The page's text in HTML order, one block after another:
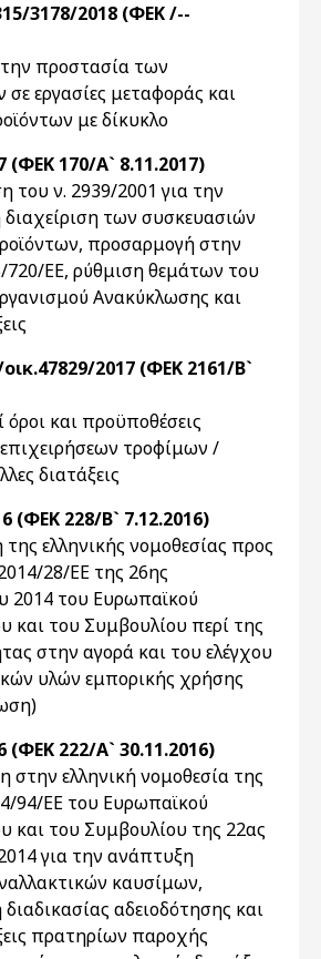
3178/2018 (ΦΕΚ /--
την προστασία των
σε εργασίες μεταφοράς και
με δίκυκλο
(ΦΕΚ 170/Α` 8.11.2017)
του ν. 2939/2001 για την
διαχείριση των συσκευασιών
προσαρμογή στην
720/ΕΕ, ρύθμιση θεμάτων του
Ανακύκλωσης και
2017 (ΦΕΚ 2161/Β`
όροι και προϋποθέσεις
επιχειρήσεων τροφίμων /
διατάξεις
(ΦΕΚ 228/Β` 7.12.2016)
ελληνικής νομοθεσίας προς
28/ΕΕ της 26ης
2014 του Ευρωπαϊκού
και του Συμβουλίου περί της
στην αγορά και του ελέγχου
υλών εμπορικής χρήσης
(ΦΕΚ 222/Α` 30.11.2016)
ελληνική νομοθεσία της
94/ΕΕ του Ευρωπαϊκού
και του Συμβουλίου της 22ας
για την ανάπτυξη
καυσίμων,
αδειοδότησης και
πρατηρίων παροχής